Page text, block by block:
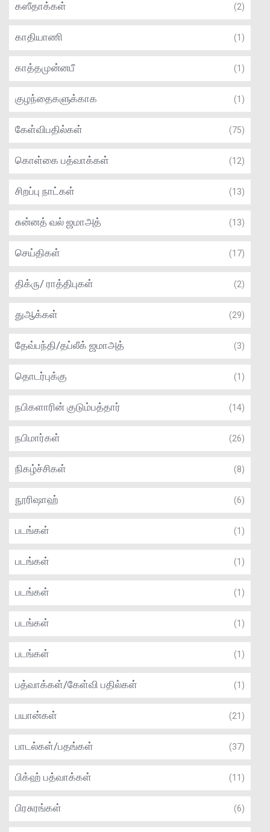
கஸீதாக்கள் (2)
காதியாணி (1)
காத்தமுன்னபீ (1)
குழந்தைகளுக்காக (1)
கேள்விபதில்கள் (75)
கொள்கை பத்வாக்கள் (12)
சிறப்பு நாட்கள் (13)
சுன்னத் வல் ஜமாஅத் (13)
செய்திகள் (17)
திக்ரு/ ராத்திபுகள் (2)
துஆக்கள் (29)
தேவ்பந்தி/தப்லீக் ஜமாஅத் (3)
தொடர்புக்கு (1)
நபிகளாரின் குடும்பத்தார் (14)
நபிமார்கள் (26)
நிகழ்ச்சிகள் (8)
நூரிஷாஹ் (6)
படங்கள் (1)
படங்கள் (1)
படங்கள் (1)
படங்கள் (1)
படங்கள் (1)
பத்வாக்கள்/கேள்வி பதில்கள் (1)
பயான்கள் (21)
பாடல்கள்/பதங்கள் (37)
பிக்ஹ் பத்வாக்கள் (11)
பிரசுரங்கள் (6)